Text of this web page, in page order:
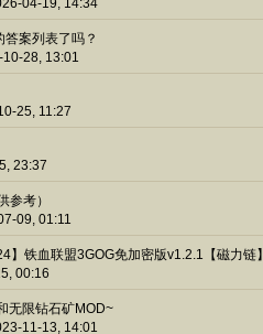
04-19, 14:34
案列表了吗？
28, 13:01
25, 11:27
23:37
参考）
09, 01:11
】铁血联盟3GOG免加密版v1.2.1【磁力链】
00:16
无限钻石矿MOD~
11-13, 14:01